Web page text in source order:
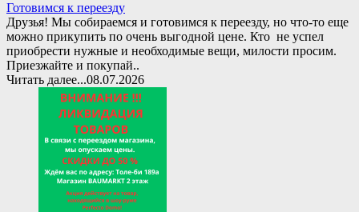
Готовимся к переезду
Друзья! Мы собираемся и готовимся к переезду, но что-то еще
можно прикупить по очень выгодной цене. Кто не успел
приобрести нужные и необходимые вещи, милости просим.
Приезжайте и покупай..
Читать далее...08.07.2026